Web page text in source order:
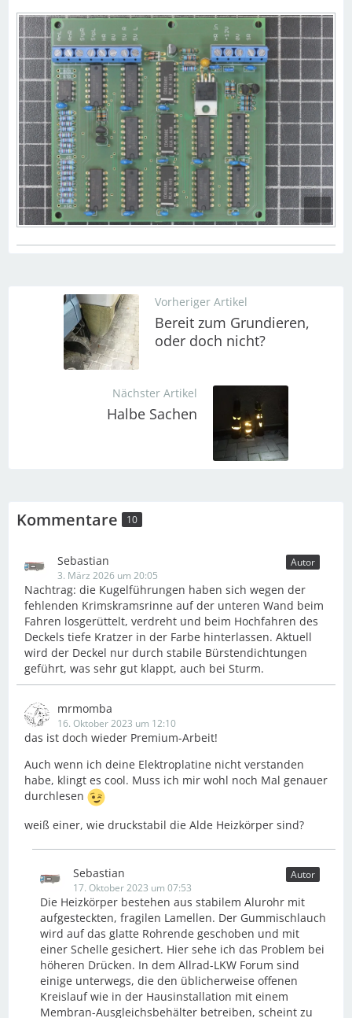
Vorheriger Artikel
Bereit zum Grundieren,
oder doch nicht?
Nächster Artikel
Halbe Sachen
Kommentare 10
Sebastian
3. März 2026 um 20:05
Autor
Nachtrag: die Kugelführungen haben sich wegen der
fehlenden Krimskramsrinne auf der unteren Wand beim
Fahren losgerüttelt, verdreht und beim Hochfahren des
Deckels tiefe Kratzer in der Farbe hinterlassen. Aktuell
wird der Deckel nur durch stabile Bürstendichtungen
geführt, was sehr gut klappt, auch bei Sturm.
mrmomba
16. Oktober 2023 um 12:10
das ist doch wieder Premium-Arbeit!
Auch wenn ich deine Elektroplatine nicht verstanden
habe, klingt es cool. Muss ich mir wohl noch Mal genauer
durchlesen
weiß einer, wie druckstabil die Alde Heizkörper sind?
Sebastian
17. Oktober 2023 um 07:53
Autor
Die Heizkörper bestehen aus stabilem Alurohr mit
aufgesteckten, fragilen Lamellen. Der Gummischlauch
wird auf das glatte Rohrende geschoben und mit
einer Schelle gesichert. Hier sehe ich das Problem bei
höheren Drücken. In dem Allrad-LKW Forum sind
einige unterwegs, die den üblicherweise offenen
Kreislauf wie in der Hausinstallation mit einem
Membran-Ausgleichsbehälter betreiben, scheint zu